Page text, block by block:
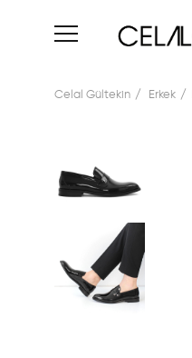
Celal Gültekin Erkek